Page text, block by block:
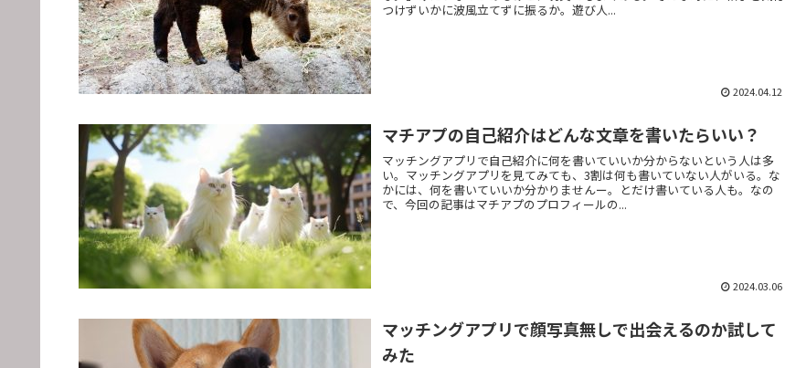
つけずいかに波風立てずに振るか。遊び人...
2024.04.12
マチアプの自己紹介はどんな文章を書いたらいい？
マッチングアプリで自己紹介に何を書いていいか分からないという人は多
い。マッチングアプリを見てみても、3割は何も書いていない人がいる。な
かには、何を書いていいか分かりませんー。とだけ書いている人も。なの
で、今回の記事はマチアプのプロフィールの...
2024.03.06
マッチングアプリで顔写真無しで出会えるのか試して
みた